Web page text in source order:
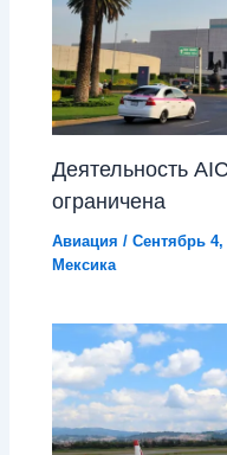
Деятельность
ограничена
Авиация /Сентябрь
Мексика